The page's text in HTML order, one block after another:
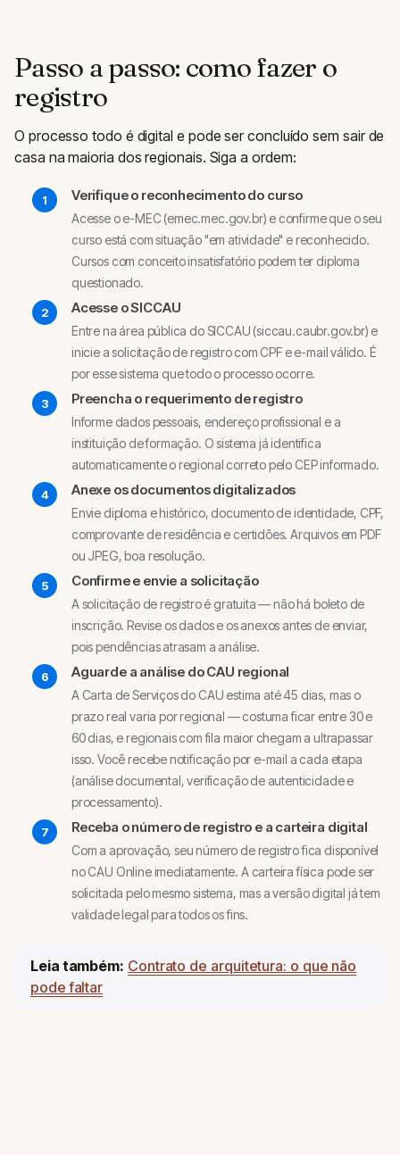
Passo a passo: como fazer o
registro
O processo todo é digital e pode ser concluído sem sair de
casa na maioria dos regionais. Siga a ordem:
Verifique o reconhecimento do curso
Acesse o e-MEC (emec.mec.gov.br) e confirme que o seu
curso está com situação "em atividade" e reconhecido.
Cursos com conceito insatisfatório podem ter diploma
questionado.
Acesse o SICCAU
Entre na área pública do SICCAU (siccau.caubr.gov.br) e
inicie a solicitação de registro com CPF e e-mail válido. É
por esse sistema que todo o processo ocorre.
Preencha o requerimento de registro
Informe dados pessoais, endereço profissional e a
instituição de formação. O sistema já identifica
automaticamente o regional correto pelo CEP informado.
Anexe os documentos digitalizados
Envie diploma e histórico, documento de identidade, CPF,
comprovante de residência e certidões. Arquivos em PDF
ou JPEG, boa resolução.
Confirme e envie a solicitação
A solicitação de registro é gratuita — não há boleto de
inscrição. Revise os dados e os anexos antes de enviar,
pois pendências atrasam a análise.
Aguarde a análise do CAU regional
A Carta de Serviços do CAU estima até 45 dias, mas o
prazo real varia por regional — costuma ficar entre 30 e
60 dias, e regionais com fila maior chegam a ultrapassar
isso. Você recebe notificação por e-mail a cada etapa
(análise documental, verificação de autenticidade e
processamento).
Receba o número de registro e a carteira digital
Com a aprovação, seu número de registro fica disponível
no CAU Online imediatamente. A carteira física pode ser
solicitada pelo mesmo sistema, mas a versão digital já tem
validade legal para todos os fins.
Leia também: Contrato de arquitetura: o que não
pode faltar